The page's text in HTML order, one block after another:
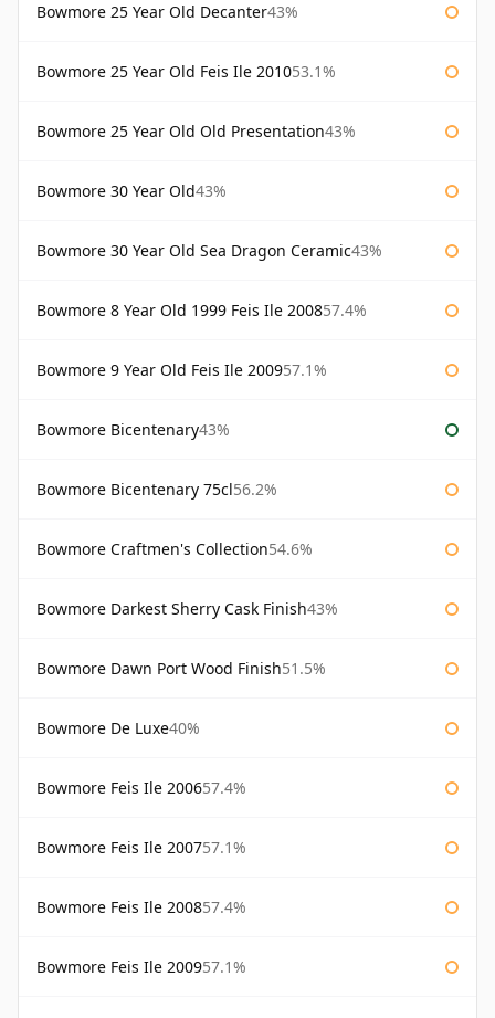
Bowmore 25 Year Old Decanter43%
Bowmore 25 Year Old Feis Ile 201053.1%
Bowmore 25 Year Old Old Presentation43%
Bowmore 30 Year Old43%
Bowmore 30 Year Old Sea Dragon Ceramic43%
Bowmore 8 Year Old 1999 Feis Ile 200857.4%
Bowmore 9 Year Old Feis Ile 200957.1%
Bowmore Bicentenary43%
Bowmore Bicentenary 75cl56.2%
Bowmore Craftmen's Collection54.6%
Bowmore Darkest Sherry Cask Finish43%
Bowmore Dawn Port Wood Finish51.5%
Bowmore De Luxe40%
Bowmore Feis Ile 200657.4%
Bowmore Feis Ile 200757.1%
Bowmore Feis Ile 200857.4%
Bowmore Feis Ile 200957.1%